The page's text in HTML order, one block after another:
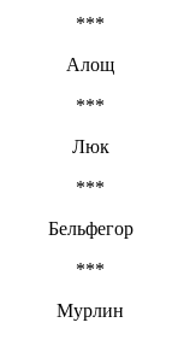
***
Алощ
***
Люк
***
Бельфегор
***
Мурлин